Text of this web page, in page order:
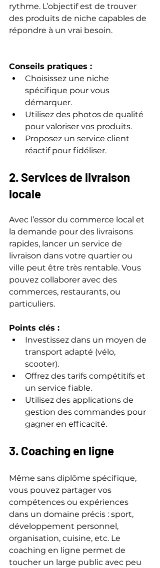
rythme. L’objectif est de trouver
des produits de niche capables de
répondre à un vrai besoin.
Conseils pratiques :
Choisissez une niche
spécifique pour vous
démarquer.
Utilisez des photos de qualité
pour valoriser vos produits.
Proposez un service client
réactif pour fidéliser.
2. Services de livraison
locale
Avec l’essor du commerce local et
la demande pour des livraisons
rapides, lancer un service de
livraison dans votre quartier ou
ville peut être très rentable. Vous
pouvez collaborer avec des
commerces, restaurants, ou
particuliers.
Points clés :
Investissez dans un moyen de
transport adapté (vélo,
scooter).
Offrez des tarifs compétitifs et
un service fiable.
Utilisez des applications de
gestion des commandes pour
gagner en efficacité.
3. Coaching en ligne
Même sans diplôme spécifique,
vous pouvez partager vos
compétences ou expériences
dans un domaine précis : sport,
développement personnel,
organisation, cuisine, etc. Le
coaching en ligne permet de
toucher un large public avec peu